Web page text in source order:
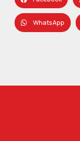
WhatsApp